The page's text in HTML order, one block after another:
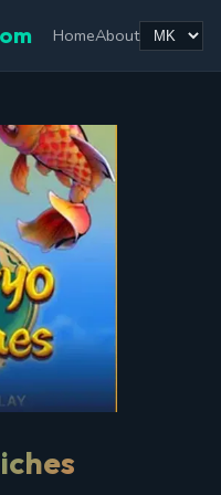
HomeAbout